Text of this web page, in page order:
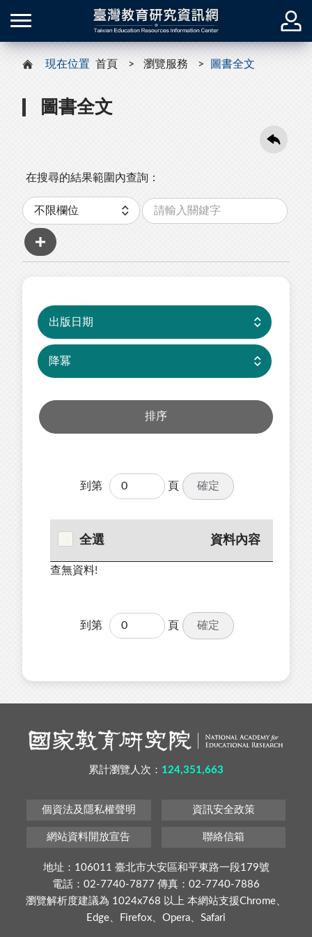
現在位置 首頁 瀏覽服務 圖書全文
圖書全文
在搜尋的結果範圍內查詢：
分
類
關
字
到第 頁 確定
全選 資料內容
查無資料!
到第 頁 確定
累計瀏覽人次： 124,351,663
個資法及隱私權聲明 資訊安全政策
網站資料開放宣告 聯絡信箱
地址：106011 臺北市大安區和平東路一段179號
電話：02-7740-7877 傳真：02-7740-7886
瀏覽解析度建議為 1024x768 以上 本網站支援Chrome、
Edge、Firefox、Opera、Safari